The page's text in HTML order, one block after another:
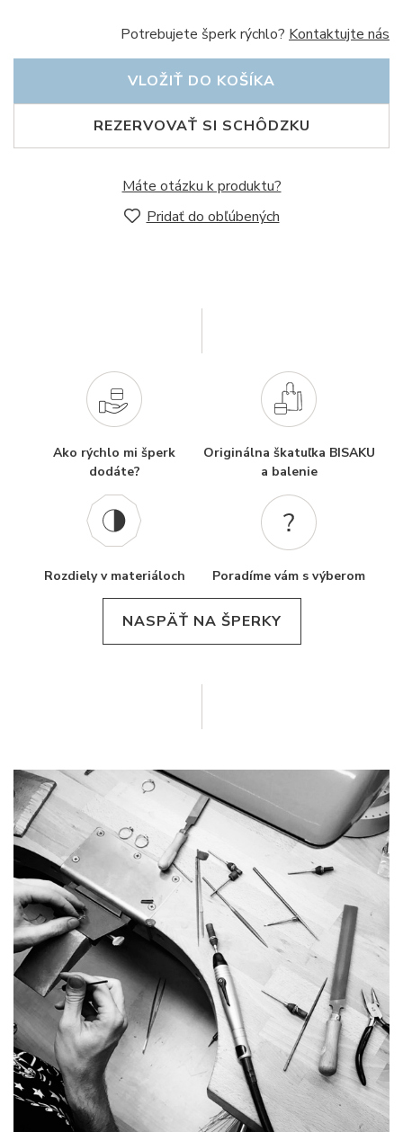
Potrebujete šperk rýchlo? Kontaktujte nás
REZERVOVAŤ SI SCHÔDZKU
VLOŽIŤ DO KOŠÍKA
Máte otázku k produktu?
Pridať do obľúbených
Ako rýchlo mi šperk
dodáte?
Originálna škatuľka BISAKU
a balenie
Rozdiely v materiáloch Poradíme vám s výberom
NASPÄŤ NA ŠPERKY